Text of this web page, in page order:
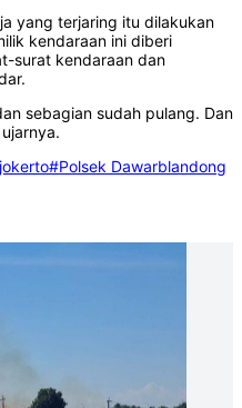
yang terjaring itu dilakukan
kendaraan ini diberi
surat kendaraan dan
sebagian sudah pulang. Dan
#Polsek Dawarblandong